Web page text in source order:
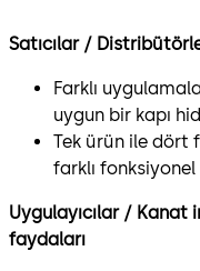
Satıcılar /
Farklı
uygun bir kapı
Tek ürün ile dört
farklı fonksiyonel
Uygulayıcılar /
faydaları